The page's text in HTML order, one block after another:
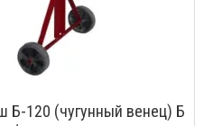
Б-120 (чугунный венец) Б